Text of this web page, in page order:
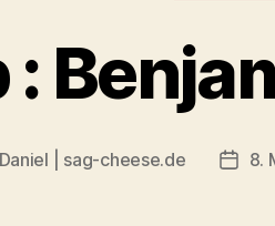
Daniel | sag-cheese.de 8.